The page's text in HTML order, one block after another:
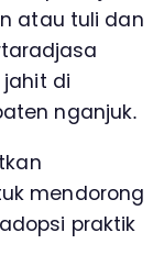
atau tuli dan
jahit di
nganjuk.
mendorong
praktik